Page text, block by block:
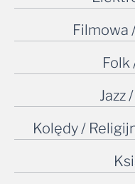
Filmowa
Folk
Jazz
Kolędy /